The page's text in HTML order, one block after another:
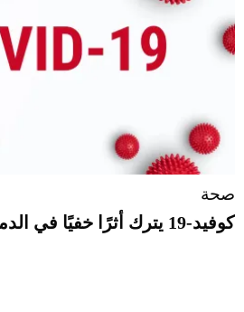
صحة
كوفيد-19 يترك أثرًا خفيًا في الدماغ حتى بعد التعافي